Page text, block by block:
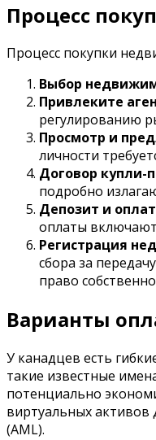
Процесс
Процесс покупки
Выбор
Привлеките
регулированию
Просмотр и
личности
Договор купли-
подробно
Депозит и
оплаты
Регистрация
сбора за
право
Варианты
У канадцев есть
такие известные
потенциально
виртуальных активов
(AML).